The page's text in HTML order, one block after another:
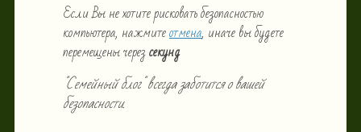
Если Вы не хотите рисковать безопасностью
компьютера, нажмитеотмена, иначе вы будете
перемещены черезсекунд
"Семейный блог" всегда заботится о вашей
безопасности.